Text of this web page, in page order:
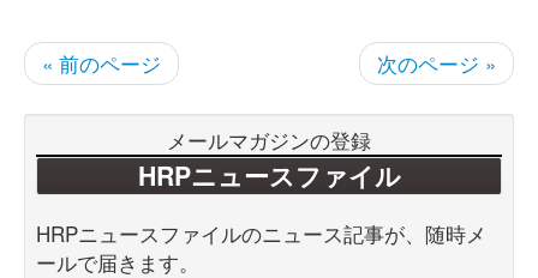
« 前のページ 次のページ »
メールマガジンの登録
HRPニュースファイル
HRPニュースファイルのニュース記事が、随時メ
ールで届きます。